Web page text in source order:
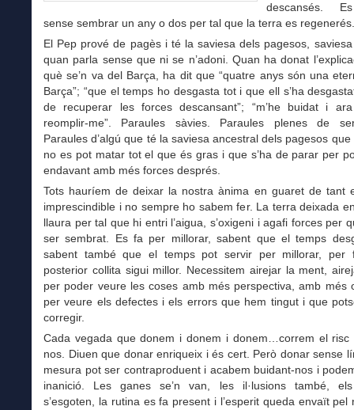
descansés.
sense sembrar un any o dos per tal que la terra es regenerés.
El Pep prové de pagès i té la saviesa dels pagesos,
quan parla sense que ni se n’adoni. Quan ha donat
què se’n va del Barça, ha dit que “quatre anys són una
Barça”; “que el temps ho desgasta tot i que ell s’ha
de recuperar les forces descansant”; “m’he buidat i
reomplir-me”. Paraules sàvies. Paraules plenes de
Paraules d’algú que té la saviesa ancestral dels pagesos
no es pot matar tot el que és gras i que s’ha de parar per
endavant amb més forces després.
Tots hauríem de deixar la nostra ànima en guaret de tant
imprescindible i no sempre ho sabem fer. La terra deixada
llaura per tal que hi entri l’aigua, s’oxigeni i agafi forces per
ser sembrat. Es fa per millorar, sabent que el temps
sabent també que el temps pot servir per millorar, per
posterior collita sigui millor. Necessitem airejar la ment,
per poder veure les coses amb més perspectiva, amb més
per veure els defectes i els errors que hem tingut i que
corregir.
Cada vegada que donem i donem i donem…correm el risc
nos. Diuen que donar enriqueix i és cert. Però donar sense
mesura pot ser contraproduent i acabem buidant-nos i
inanició. Les ganes se’n van, les il·lusions també,
s’esgoten, la rutina es fa present i l’esperit queda envaït pel